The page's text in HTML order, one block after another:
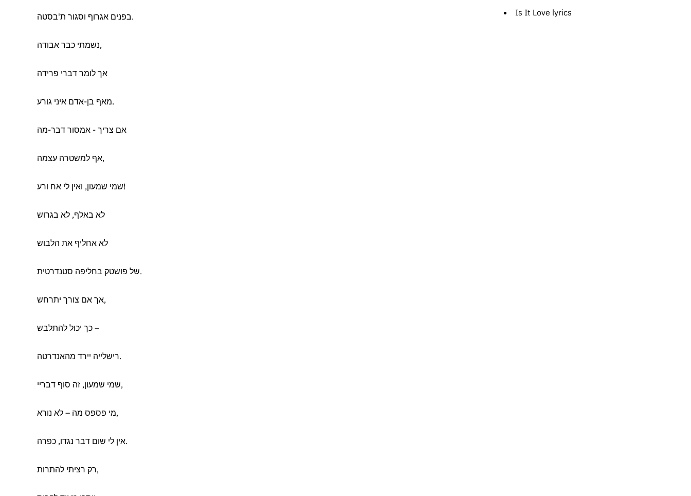
בפנים אגרוף וסגור ת'בסטה.
נשמתי כבר אבודה,
אך לומר דברי פרידה
מאף בן-אדם איני גורע.
אם צריך - אמסור דבר-מה
אף למשטרה עצמה,
שמי שמעון, ואין לי אח ורע!
לא באלף, לא בגרוש
לא אחליף את הלבוש
של פושטק בחליפה סטנדרטית.
אך אם צורך יתרחש,
כך יכול להתלבש –
רישלייה יירד מהאנדרטה.
שמי שמעון, זה סוף דבריי,
מי פספס מה – לא נורא,
אין לי שום דבר נגדו, כפרה.
רק רציתי להתרות,
Is It Love lyrics